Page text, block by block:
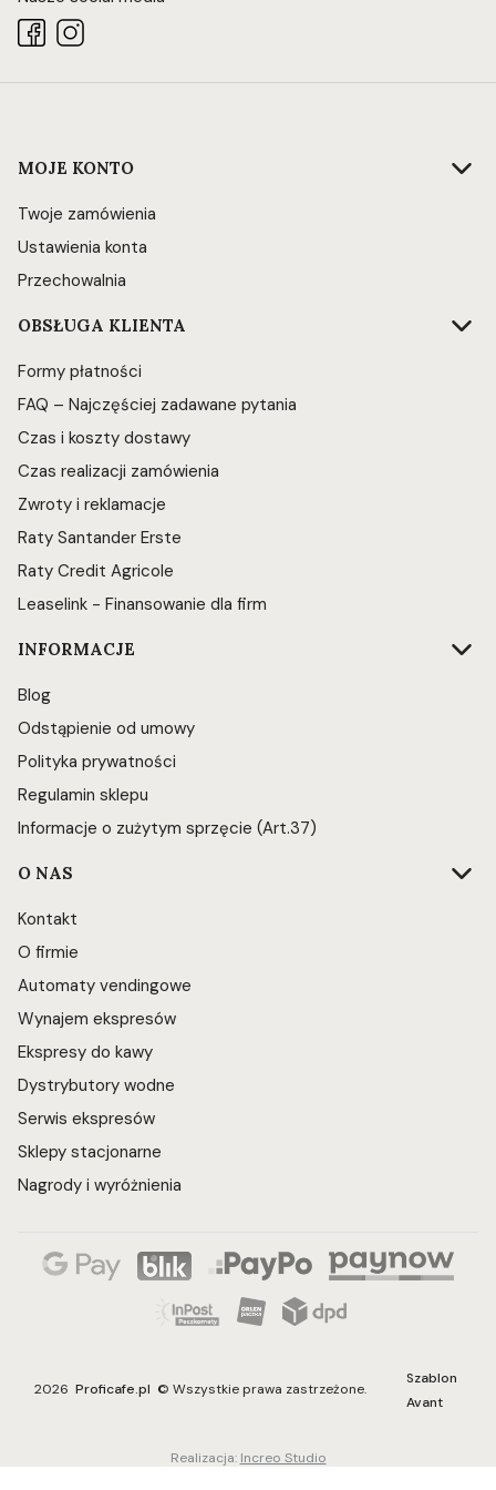
Linki w stopce
MOJE KONTO
Twoje zamówienia
Ustawienia konta
Przechowalnia
OBSŁUGA KLIENTA
Formy płatności
FAQ – Najczęściej zadawane pytania
Czas i koszty dostawy
Czas realizacji zamówienia
Zwroty i reklamacje
Raty Santander Erste
Raty Credit Agricole
Leaselink - Finansowanie dla firm
INFORMACJE
Blog
Odstąpienie od umowy
Polityka prywatności
Regulamin sklepu
Informacje o zużytym sprzęcie (Art.37)
O NAS
Kontakt
O firmie
Automaty vendingowe
Wynajem ekspresów
Ekspresy do kawy
Dystrybutory wodne
Serwis ekspresów
Sklepy stacjonarne
Nagrody i wyróżnienia
2026 Proficafe.pl © Wszystkie prawa zastrzeżone.
Szablon
Avant
Realizacja: Increo Studio